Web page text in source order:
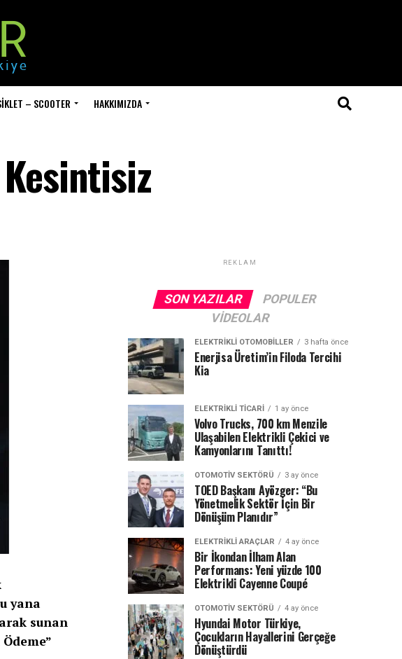
– SCOOTER HAKKIMIZDA
Kesintisiz
yana
sunan
REKLAM
SON YAZILAR
POPULER
VIDEOLAR
ELEKTRIKLI OTOMOBILLER 3 hafta önce
Enerjisa Üretim’in Filoda Tercihi
Kia
ELEKTRIKLI TICARI 1 ay önce
Volvo Trucks, 700 km Menzile
Ulaşabilen Elektrikli Çekici ve
Kamyonlarını Tanıttı!
OTOMOTIV SEKTÖRÜ 3 ay önce
TOED Başkanı Ayözger: “Bu
Yönetmelik Sektör İçin Bir
Dönüşüm Planıdır”
ELEKTRIKLI ARAÇLAR 4 ay önce
Bir İkondan İlham Alan
Performans: Yeni yüzde 100
Elektrikli Cayenne Coupé
OTOMOTIV SEKTÖRÜ 4 ay önce
Hyundai Motor Türkiye,
Çocukların Hayallerini Gerçeğe
Dönüştürdü